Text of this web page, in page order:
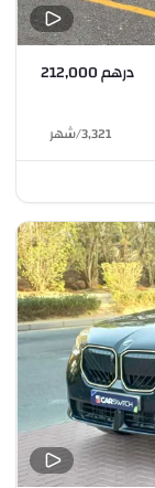
درهم 212,000
3,321
/شهر